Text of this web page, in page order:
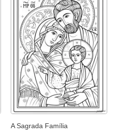
A Sagrada Família